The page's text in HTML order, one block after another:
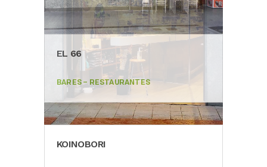
EL 66
BARES – RESTAURANTES
KOINOBORI